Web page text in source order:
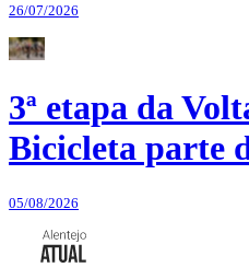
26/07/2026
3ª etapa da
Bicicleta parte
05/08/2026